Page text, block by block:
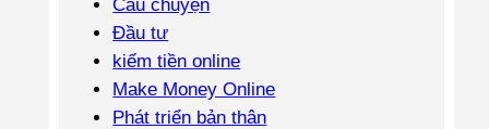
Câu chuyện
Đầu tư
kiếm tiền online
Make Money Online
Phát triển bản thân